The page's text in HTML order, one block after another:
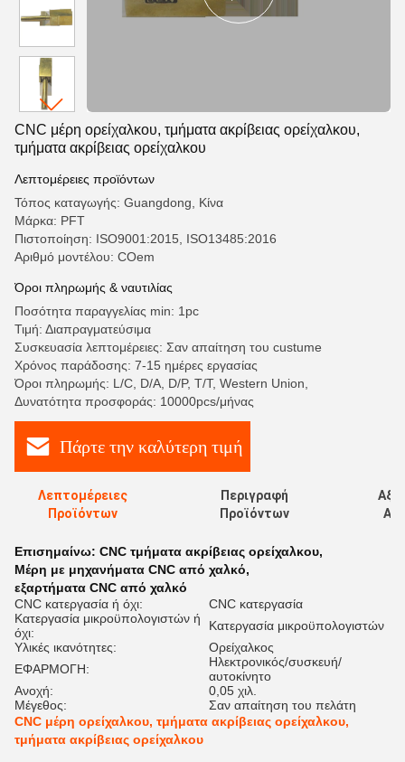
CNC μέρη ορείχαλκου, τμήματα ακρίβειας ορείχαλκου,
τμήματα ακρίβειας ορείχαλκου
Λεπτομέρειες προϊόντων
Τόπος καταγωγής: Guangdong, Κίνα
Μάρκα: PFT
Πιστοποίηση: ISO9001:2015, ISO13485:2016
Αριθμό μοντέλου: COem
Όροι πληρωμής & ναυτιλίας
Ποσότητα παραγγελίας min: 1pc
Τιμή: Διαπραγματεύσιμα
Συσκευασία λεπτομέρειες: Σαν απαίτηση του custume
Χρόνος παράδοσης: 7-15 ημέρες εργασίας
Όροι πληρωμής: L/C, D/A, D/P, T/T, Western Union,
Δυνατότητα προσφοράς: 10000pcs/μήνας
Πάρτε την καλύτερη τιμή
Λεπτομέρειες
Προϊόντων
Περιγραφή
Προϊόντων
Επισημαίνω: CNC τμήματα ακρίβειας ορείχαλκου,
Μέρη με μηχανήματα CNC από χαλκό,
εξαρτήματα CNC από χαλκό
CNC κατεργασία ή όχι:
CNC κατεργασία
Κατεργασία μικροϋπολογιστών ή
όχι:
Κατεργασία μικροϋπολογιστών
Υλικές ικανότητες:
Ορείχαλκος
ΕΦΑΡΜΟΓΗ:
Ηλεκτρονικός/συσκευή/
αυτοκίνητο
Ανοχή:
0,05 χιλ.
Μέγεθος:
Σαν απαίτηση του πελάτη
CNC μέρη ορείχαλκου, τμήματα ακρίβειας ορείχαλκου,
τμήματα ακρίβειας ορείχαλκου